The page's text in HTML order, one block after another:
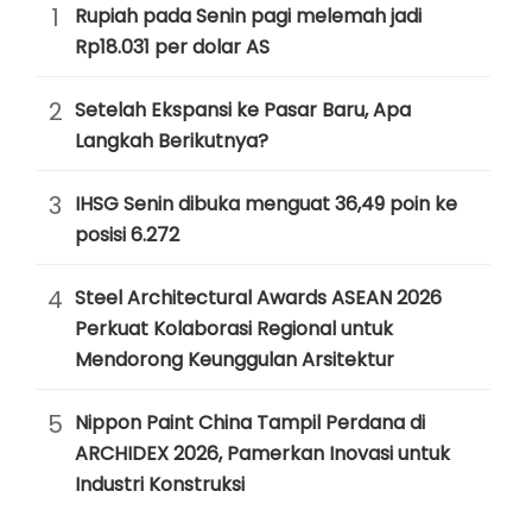
1
Rupiah pada Senin pagi melemah jadi
Rp18.031 per dolar AS
2 Setelah Ekspansi ke Pasar Baru, Apa
Langkah Berikutnya?
3 IHSG Senin dibuka menguat 36,49 poin ke
posisi 6.272
4 Steel Architectural Awards ASEAN 2026
Perkuat Kolaborasi Regional untuk
Mendorong Keunggulan Arsitektur
5 Nippon Paint China Tampil Perdana di
ARCHIDEX 2026, Pamerkan Inovasi untuk
Industri Konstruksi